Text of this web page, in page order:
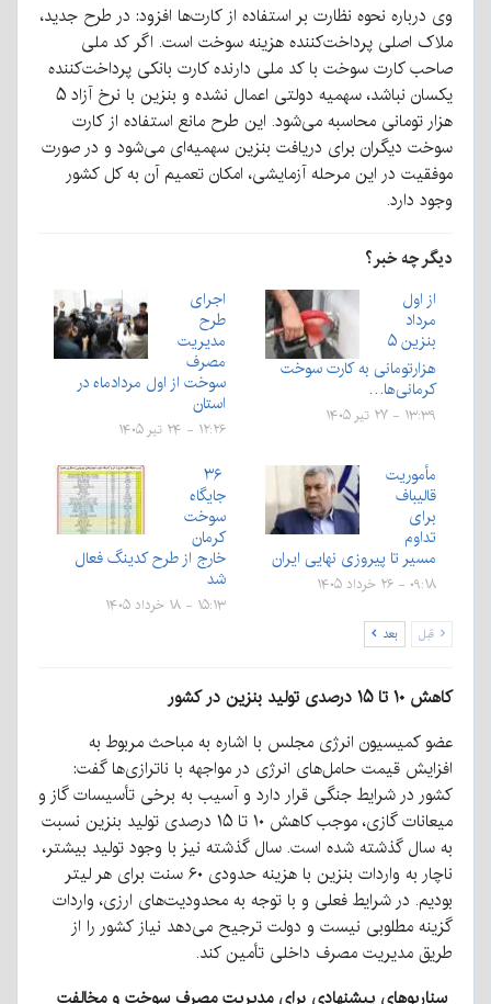
وی درباره نحوه نظارت بر استفاده از کارت‌ها افزود: در طرح جدید،
ملاک اصلی پرداخت‌کننده هزینه سوخت است. اگر کد ملی
صاحب کارت سوخت با کد ملی دارنده کارت بانکی پرداخت‌کننده
یکسان نباشد، سهمیه دولتی اعمال نشده و بنزین با نرخ آزاد ۵
هزار تومانی محاسبه می‌شود. این طرح مانع استفاده از کارت
سوخت دیگران برای دریافت بنزین سهمیه‌ای می‌شود و در صورت
موفقیت در این مرحله آزمایشی، امکان تعمیم آن به کل کشور
وجود دارد.
دیگر چه خبر؟
از اول
مرداد
بنزين ۵
هزارتومانی به كارت سوخت
کرمانی‌ها…
۱۳:۳۹ - ۲۷ تیر ۱۴۰۵
اجرای
طرح
مدیریت
مصرف
سوخت از اول مردادماه در
استان
۱۲:۲۶ - ۲۴ تیر ۱۴۰۵
مأموریت
قالیباف
برای
تداوم
مسیر تا پیروزی نهایی ایران
۰۹:۱۸ - ۲۶ خرداد ۱۴۰۵
۳۶
جایگاه
سوخت
کرمان
خارج از طرح کدینگ فعال
شد
۱۵:۱۳ - ۱۸ خرداد ۱۴۰۵
قبل بعد
کاهش ۱۰ تا ۱۵ درصدی تولید بنزین در کشور
عضو کمیسیون انرژی مجلس با اشاره به مباحث مربوط به
افزایش قیمت حامل‌های انرژی در مواجهه با ناترازی‌ها گفت:
کشور در شرایط جنگی قرار دارد و آسیب به برخی تأسیسات گاز و
میعانات گازی، موجب کاهش ۱۰ تا ۱۵ درصدی تولید بنزین نسبت
به سال گذشته شده است. سال گذشته نیز با وجود تولید بیشتر،
ناچار به واردات بنزین با هزینه حدودی ۶۰ سنت برای هر لیتر
بودیم. در شرایط فعلی و با توجه به محدودیت‌های ارزی، واردات
گزینه مطلوبی نیست و دولت ترجیح می‌دهد نیاز کشور را از
طریق مدیریت مصرف داخلی تأمین کند.
سناریوهای پیشنهادی برای مدیریت مصرف سوخت و مخالفت